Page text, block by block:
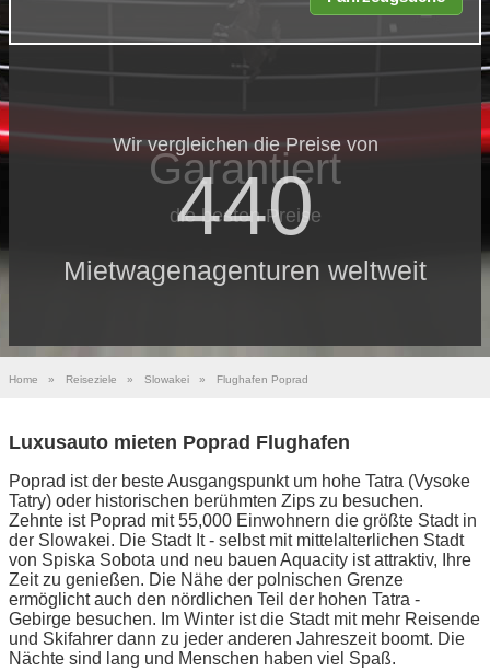
Wir vergleichen die Preise von
440
Mietwagenagenturen weltweit
Garantiert
die besten Preise
Home » Reiseziele » Slowakei » Flughafen Poprad
Luxusauto mieten Poprad Flughafen
Poprad ist der beste Ausgangspunkt um hohe Tatra (Vysoke
Tatry) oder historischen berühmten Zips zu besuchen.
Zehnte ist Poprad mit 55,000 Einwohnern die größte Stadt in
der Slowakei. Die Stadt It - selbst mit mittelalterlichen Stadt
von Spiska Sobota und neu bauen Aquacity ist attraktiv, Ihre
Zeit zu genießen. Die Nähe der polnischen Grenze
ermöglicht auch den nördlichen Teil der hohen Tatra -
Gebirge besuchen. Im Winter ist die Stadt mit mehr Reisende
und Skifahrer dann zu jeder anderen Jahreszeit boomt. Die
Nächte sind lang und Menschen haben viel Spaß.